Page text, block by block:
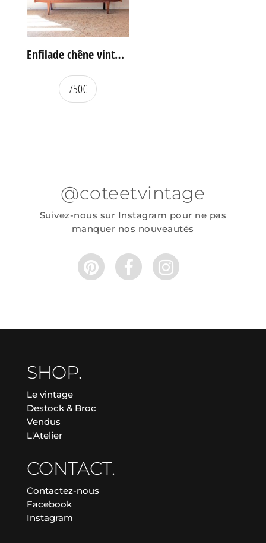
Enfilade chêne vintage portes coulissantes
750€
@coteetvintage
Suivez-nous sur Instagram pour ne pas
manquer nos nouveautés
SHOP.
Le vintage
Destock & Broc
Vendus
L'Atelier
CONTACT.
Contactez-nous
Facebook
Instagram